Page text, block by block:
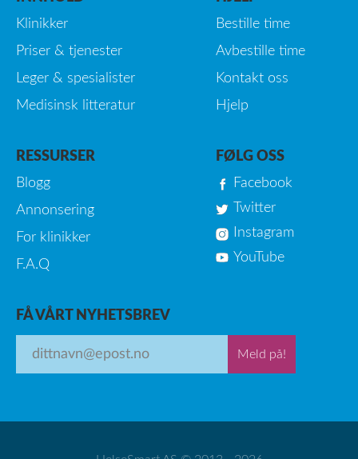
Klinikker
Priser & tjenester
Leger & spesialister
Medisinsk litteratur
Bestille time
Avbestille time
Kontakt oss
Hjelp
RESSURSER
Blogg
Annonsering
For klinikker
F.A.Q
FØLG OSS
Facebook
Twitter
Instagram
YouTube
FÅ VÅRT NYHETSBREV
Meld på!